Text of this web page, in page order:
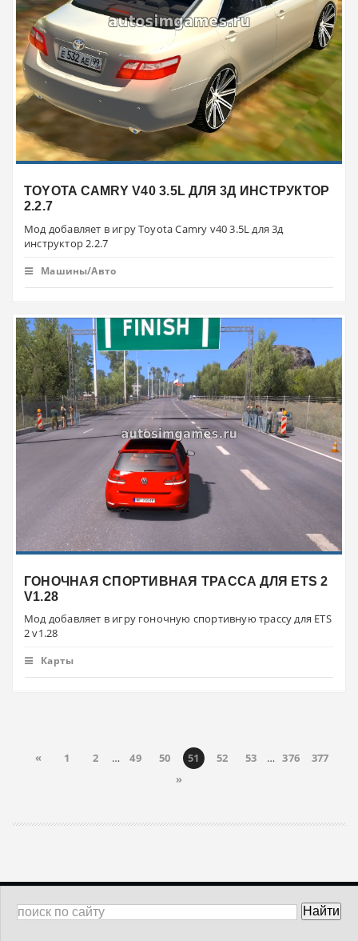
TOYOTA CAMRY V40 3.5L ДЛЯ 3Д ИНСТРУКТОР
2.2.7
Мод добавляет в игру Toyota Camry v40 3.5L для 3д
инструктор 2.2.7
Машины/Авто
ГОНОЧНАЯ СПОРТИВНАЯ ТРАССА ДЛЯ ETS 2
V1.28
Мод добавляет в игру гоночную спортивную трассу для ETS
2 v1.28
Карты
« 1 2 … 49 50 51 52 53 … 376
377
»